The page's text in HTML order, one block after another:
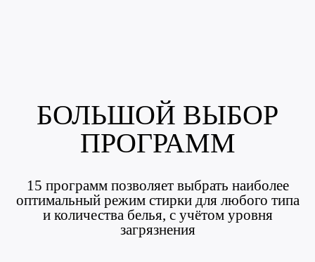
БОЛЬШОЙ ВЫБОР
ПРОГРАММ
15 программ позволяет выбрать наиболее
оптимальный режим стирки для любого типа
и количества белья, с учётом уровня
загрязнения